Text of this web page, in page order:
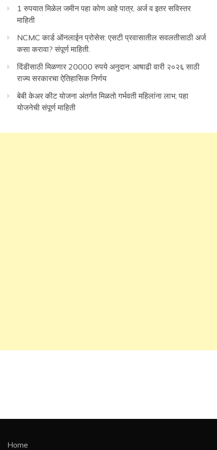
1 रुपयात मिळेल जमीन पहा कोण आहे पात्र, अर्ज व इतर सविस्तर
माहिती
NCMC कार्ड ऑनलाईन प्रोसेस: एसटी प्रवासातील सवलतीसाठी अर्ज
कसा करावा? संपूर्ण माहिती.
दिंडीसाठी मिळणार 20000 रुपये अनुदान: आषाढी वारी २०२६ साठी
राज्य सरकारचा ऐतिहासिक निर्णय
बेबी केअर कीट योजना अंतर्गत मिळतो गर्भवती महिलांना लाभ; पहा
योजनेची संपूर्ण माहिती
Home